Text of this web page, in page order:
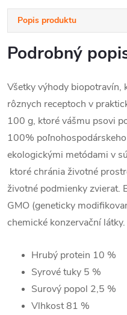
Popis produktu
Podrobný
Všetky výhody biopotravín,
rôznych receptoch v
100 g, ktoré vášmu psovi
100%
ekologickými metódami v
ktoré chránia životné
životné podmienky zvierat.
GMO (geneticky
chemické konzervační látky.
Hrubý protein 10 %
Syrové tuky 5 %
Surový popol 2,5 %
Vlhkost81 %